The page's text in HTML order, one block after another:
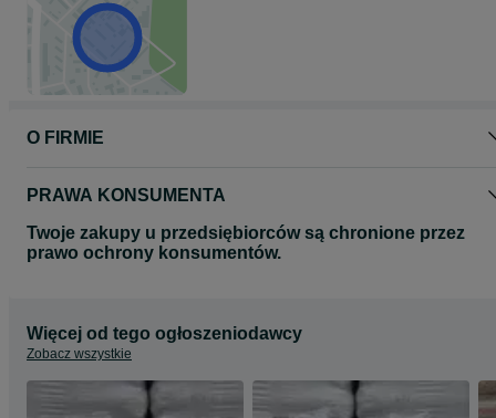
O FIRMIE
PRAWA KONSUMENTA
Twoje zakupy u przedsiębiorców są chronione przez
prawo ochrony konsumentów.
Więcej od tego ogłoszeniodawcy
Zobacz wszystkie